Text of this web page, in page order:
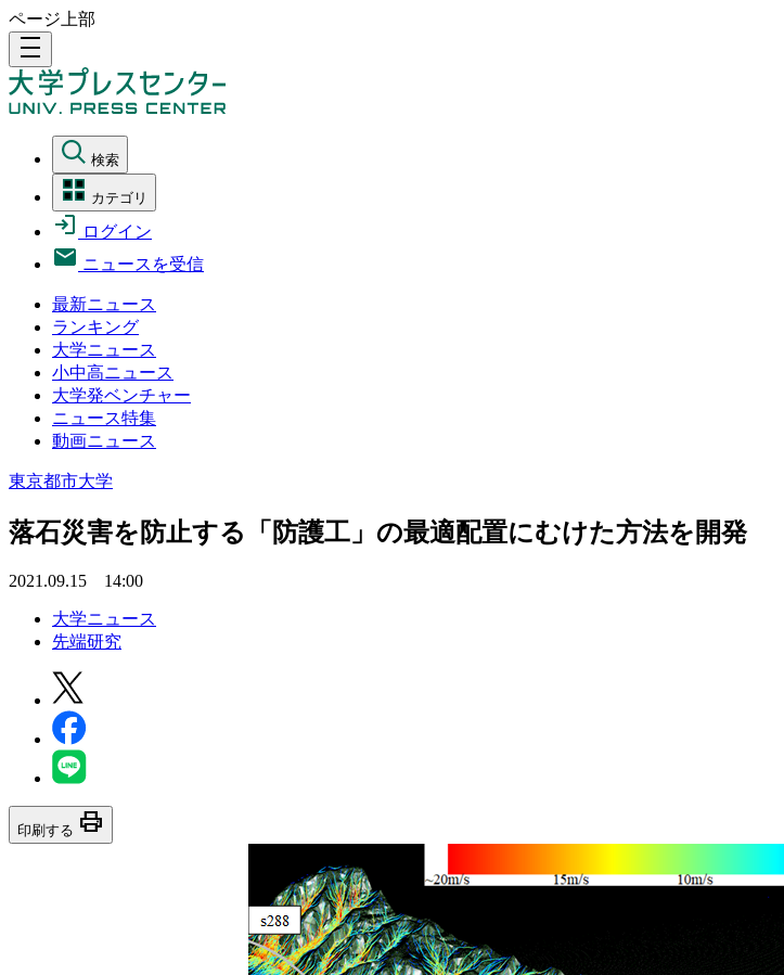
ページ上部
density_medium
検索
カテゴリ
ログイン
ニュースを受信
最新ニュース
ランキング
大学ニュース
小中高ニュース
大学発ベンチャー
ニュース特集
動画ニュース
東京都市大学
落石災害を防止する「防護工」の最適配置にむけた方法を開発
2021.09.15 14:00
大学ニュース
先端研究
印刷する print